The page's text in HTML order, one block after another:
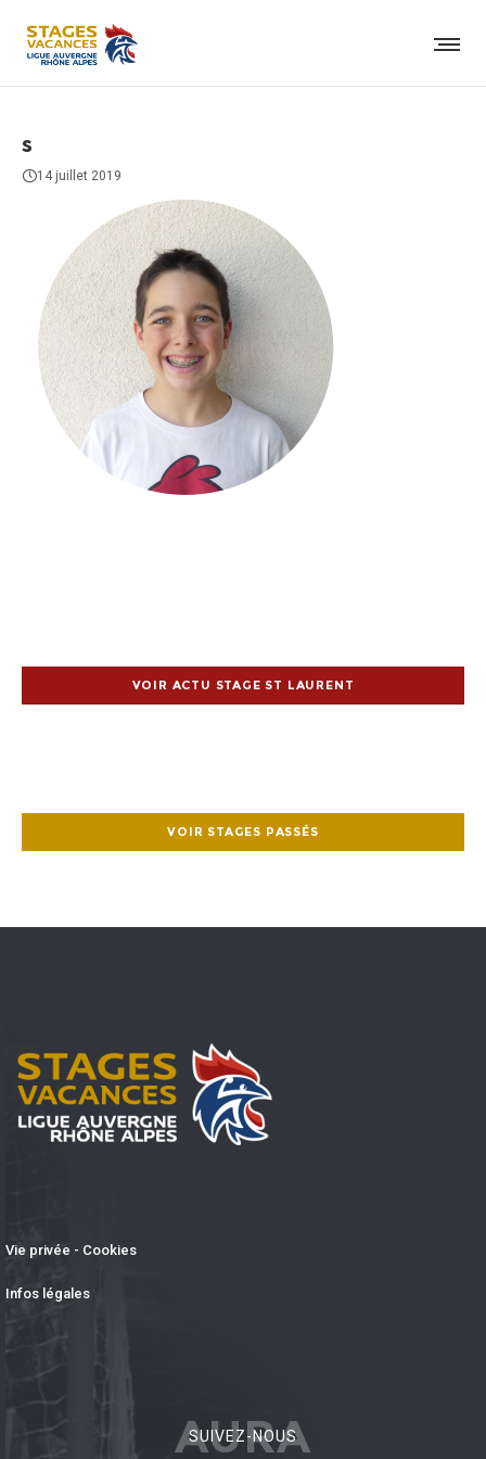
s
14 juillet 2019
VOIR ACTU STAGE ST LAURENT
VOIR STAGES PASSÉS
Vie privée - Cookies
Infos légales
AURA
SUIVEZ-NOUS